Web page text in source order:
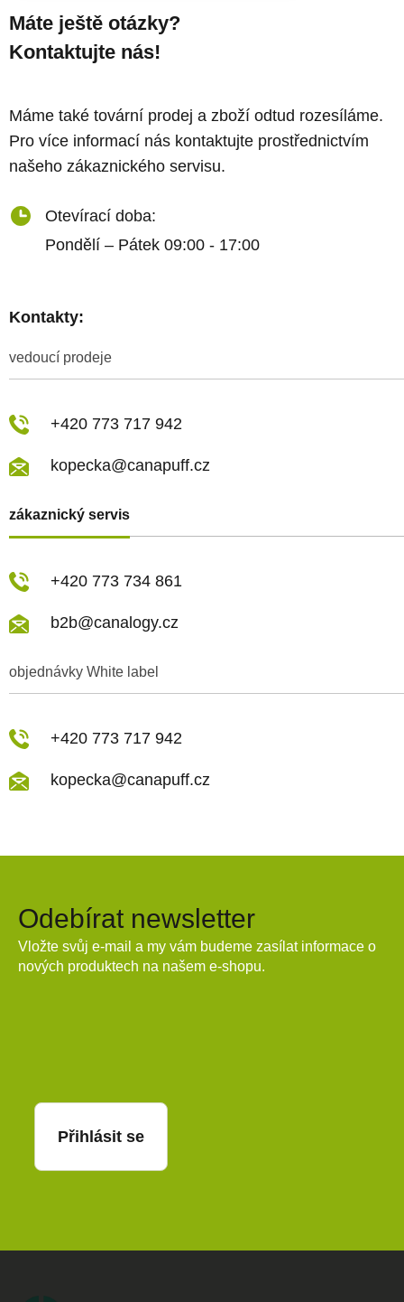
Máte ještě otázky?
Kontaktujte nás!
Máme také tovární prodej a zboží odtud rozesíláme.
Pro více informací nás kontaktujte prostřednictvím
našeho zákaznického servisu.
Otevírací doba:
Pondělí – Pátek 09:00 - 17:00
Kontakty:
zákaznický servis
vedoucí prodeje
objednávky White label
+420 773 717 942
kopecka@canapuff.cz
+420 773 734 861
b2b@canalogy.cz
+420 773 717 942
kopecka@canapuff.cz
Odebírat newsletter
Vložte svůj e-mail a my vám budeme zasílat informace o
nových produktech na našem e-shopu.
Přihlásit se